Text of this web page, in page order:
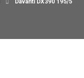
Davanti DX390 195/5